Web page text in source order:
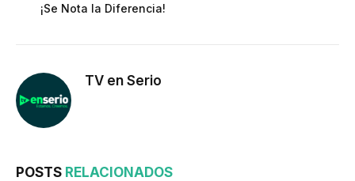
¡Se Nota la Diferencia!
TV en Serio
POSTS RELACIONADOS